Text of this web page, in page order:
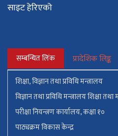
साइट हेरिएको
सम्बन्धित लिंक प्रादेशिक लिङ्क
शिक्षा, विज्ञान तथा प्रविधि मन्त्रालय
विज्ञान तथा प्रविधि मन्त्रालय शिक्षा
परीक्षा नियन्त्रण कार्यालय, कक्षा १०
पाठ्यक्रम विकास केन्द्र